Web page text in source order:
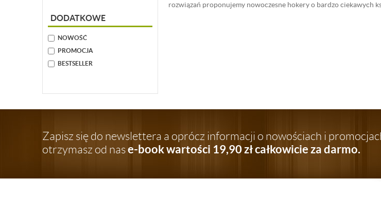
DODATKOWE
NOWOŚĆ
PROMOCJA
BESTSELLER
rozwiązań proponujemy nowoczesne hokery o bardzo ciekawych
Zapisz się do newslettera a oprócz informacji o nowościach i
otrzymasz od nase-book wartości 19,90 zł całkowicie za darmo.